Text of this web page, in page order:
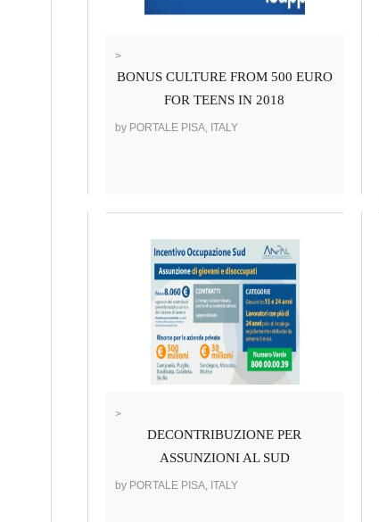
>
BONUS CULTURE FROM 500 EURO
FOR TEENS IN 2018
by PORTALE PISA, ITALY
>
DECONTRIBUZIONE PER
ASSUNZIONI AL SUD
by PORTALE PISA, ITALY